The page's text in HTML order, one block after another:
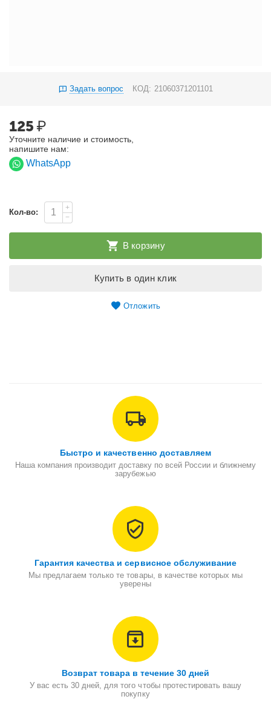
Задать вопрос КОД: 21060371201101
125₽
Уточните наличие и стоимость,
напишите нам:
WhatsApp
Кол-во:
+
−
В корзину
Купить в один клик
Отложить
Быстро и качественно доставляем
Наша компания производит доставку по всей России и ближнему
зарубежью
Гарантия качества и сервисное обслуживание
Мы предлагаем только те товары, в качестве которых мы
уверены
Возврат товара в течение 30 дней
У вас есть 30 дней, для того чтобы протестировать вашу
покупку